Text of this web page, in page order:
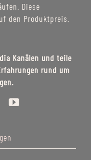
Diese
den Produktpreis.
Kanälen und teile
rund um